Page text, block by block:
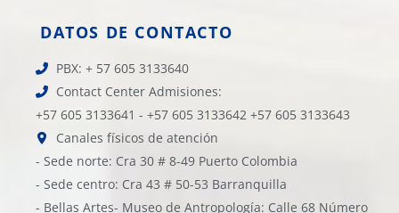
DATOS DE CONTACTO
PBX: + 57 605 3133640
Contact Center Admisiones:
+57 605 3133641 - +57 605 3133642 +57 605 3133643
Canales físicos de atención
- Sede norte: Cra 30 # 8-49 Puerto Colombia
- Sede centro: Cra 43 # 50-53 Barranquilla
- Bellas Artes- Museo de Antropología: Calle 68 Número